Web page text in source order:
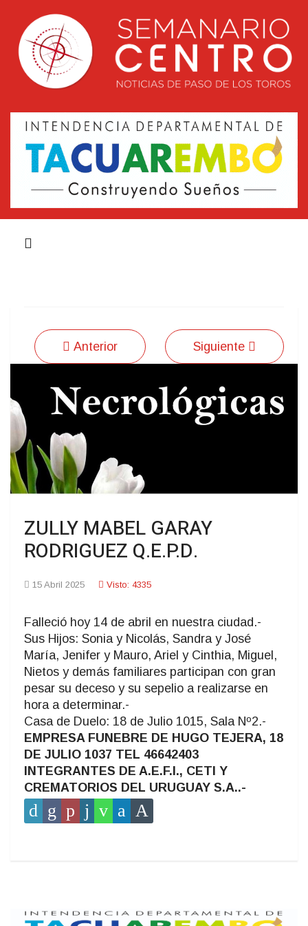
Anterior Siguiente
ZULLY MABEL GARAY
RODRIGUEZ Q.E.P.D.
15 Abril 2025 Visto: 4335
Falleció hoy 14 de abril en nuestra ciudad.-
Sus Hijos: Sonia y Nicolás, Sandra y José
María, Jenifer y Mauro, Ariel y Cinthia, Miguel,
Nietos y demás familiares participan con gran
pesar su deceso y su sepelio a realizarse en
hora a determinar.-
Casa de Duelo: 18 de Julio 1015, Sala Nº2.-
EMPRESA FUNEBRE DE HUGO TEJERA, 18
DE JULIO 1037 TEL 46642403
INTEGRANTES DE A.E.F.I., CETI Y
CREMATORIOS DEL URUGUAY S.A..-